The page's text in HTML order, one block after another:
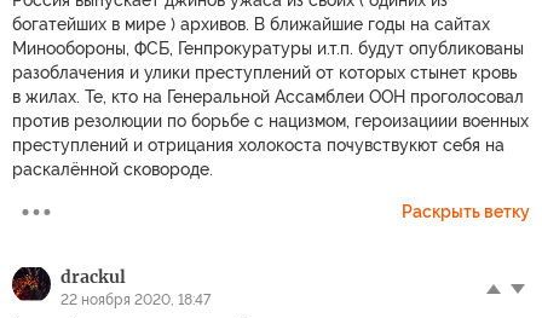
богатейших в мире ) архивов. В ближайшие годы на сайтах
Минообороны, ФСБ, Генпрокуратуры и.т.п. будут опубликованы
разоблачения и улики преступлений от которых стынет кровь
в жилах. Те, кто на Генеральной Ассамблеи ООН проголосовал
против резолюции по борьбе с нацизмом, героизациии военных
преступлений и отрицания холокоста почувствукют себя на
раскалённой сковороде.
Раскрыть ветку
drackul
22 ноября 2020, 18:47